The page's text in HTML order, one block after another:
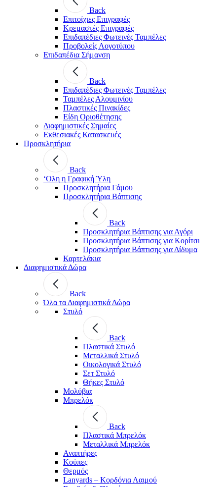
Back
Επιτοίχιες Επιγραφές
Κρεμαστές Επιγραφές
Επιδαπέδιες Φωτεινές Ταμπέλες
Προβολείς Λογοτύπου
Επιδαπέδια Σήμανση
Back
Επιδαπέδιες Φωτεινές Ταμπέλες
Ταμπέλες Αλουμινίου
Πλαστικές Πινακίδες
Είδη Οριοθέτησης
Διαφημιστικές Σημαίες
Εκθεσιακές Κατασκευές
Προσκλητήρια
Back
‘Ολη η Γραφική Ύλη
Προσκλητήρια Γάμου
Προσκλητήρια Βάπτισης
Back
Προσκλητήρια Βάπτισης για Αγόρι
Προσκλητήρια Βάπτισης για Κορίτσι
Προσκλητήρια Βάπτισης για Δίδυμα
Καρτελάκια
Διαφημιστικά Δώρα
Back
Όλα τα Διαφημιστικά Δώρα
Στυλό
Back
Πλαστικά Στυλό
Μεταλλικά Στυλό
Οικολογικά Στυλό
Σετ Στυλό
Θήκες Στυλό
Μολύβια
Μπρελόκ
Back
Πλαστικά Μπρελόκ
Μεταλλικά Μπρελόκ
Αναπτήρες
Κούπες
Θερμός
Lanyards – Kορδόνια Λαιμού